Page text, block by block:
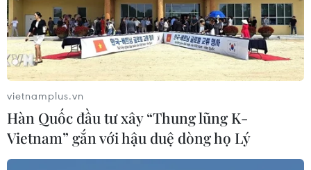
Lãnh đạo hai miền Triều Tiên nhất trí
hoàn tất phi hạt nhân hóa
27/04/2018 09:27
Tổng thống Hàn Quốc Moon Jae-in và nhà lãnh đạo
Triều Tiên Kim Jong-un đã nhất trí hoàn thành phi hạt
nhân hóa Bán đảo Triều Tiên, gia tăng nỗ lực chung để
chính thức chấm dứt Chiến tranh Triều Tiên.
vietnamplus.vn
Hàn Quốc đầu tư xây “Thung lũng K-
Vietnam” gắn với hậu duệ dòng họ Lý